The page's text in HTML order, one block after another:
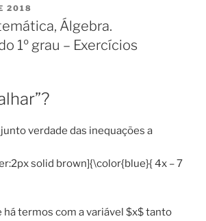
do
2018
Álgebra.
1º grau – Exercícios
verdade das inequações a
solid brown]{\color{blue}{ 4x – 7
há termos com a variável $x$ tanto